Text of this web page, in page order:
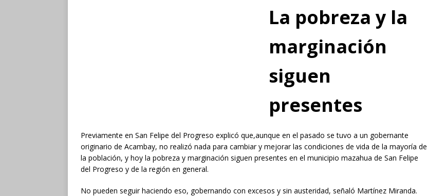
La pobreza y la
marginación
siguen
presentes
Previamente en San Felipe del Progreso explicó que,aunque en el pasado se tuvo a un gobernante
originario de Acambay, no realizó nada para cambiar y mejorar las condiciones de vida de la mayoría de
la población, y hoy la pobreza y marginación siguen presentes en el municipio mazahua de San Felipe
del Progreso y de la región en general.
No pueden seguir haciendo eso, gobernando con excesos y sin austeridad, señaló Martínez Miranda.